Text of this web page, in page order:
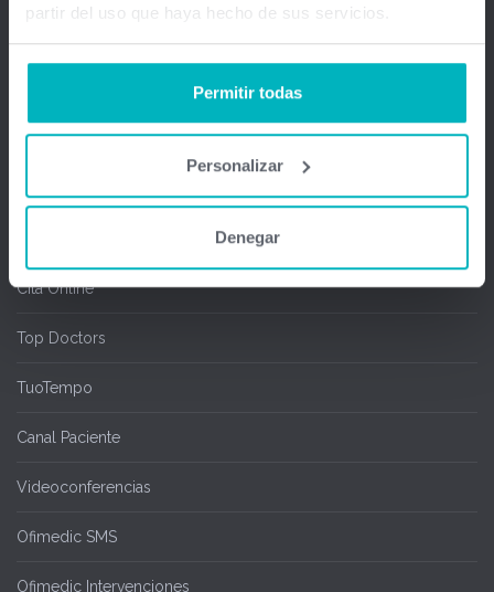
partir del uso que haya hecho de sus servicios.
Permitir todas
Personalizar
Denegar
Firma Digital y remota
Chipcard & Redsa
Cita Online
Top Doctors
TuoTempo
Canal Paciente
Videoconferencias
Ofimedic SMS
Ofimedic Intervenciones